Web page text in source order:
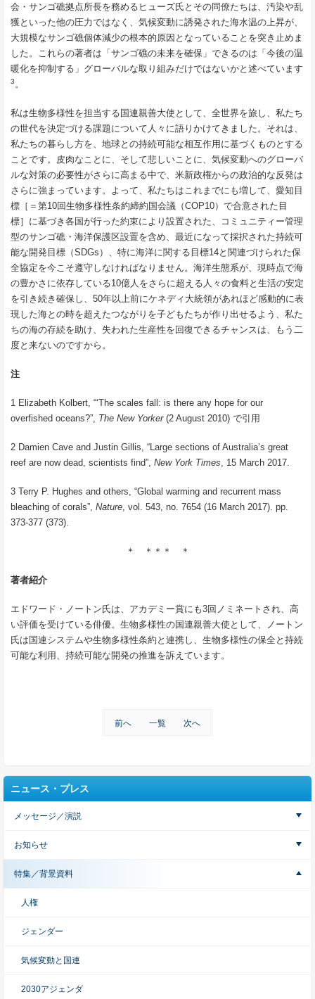
会・サンゴ礁拠点所長を務めるヒューズ氏とその同僚たちは、汚染や乱
獲といった他の圧力ではなく、気候変動に誘発された海水温の上昇が、
大規模なサンゴ礁個体減少の根本的原因となっていることを突き止めま
した。これらの著者は「サンゴ礁の未来を確保」できるのは「今後の温
暖化を抑制する」グローバルな取り組みだけではないかと述べています
3 。
私は生物多様性を担当する国連親善大使として、全世界を旅し、私たち
の世代を決定づける課題について人々に語りかけてきました。それは、
私たちの暮らし方を、地球との持続可能な相互作用に基づくものとする
ことです。皮肉なことに、そして悲しいことに、気候変動へのグローバ
ルな対策の必要性がさらに高まる中で、米新政権からの政治的な反発は
さらに強まっています。よって、私たちはこれまでにも増して、愛知目
標［＝第10回生物多様性条約締約国会議（COP10）で合意された目
標］に基づき各国が行った約束により設置された、コミュニティー管理
型のサンゴ礁・海洋保護区設置を含め、最近になって採択された持続可
能な開発目標（SDGs）、特に海洋に関する目標14と関連づけられた保
全協定を今こそ遵守しなければなりません。海洋生態系が、現時点で海
の豊かさに依存している10億人をさらに超える人々の食料と生活の安定
を引き続き確保し、50年以上前にケネディ大統領があれほど感動的に表
現した海との時を超えたつながりを子どもたちが作り出せるよう、私た
ちの海の存続を助け、失われた生産性を回復できるチャンスは、もう二
度と来ないのですから。
注
1 Elizabeth Kolbert, “‘The scales fall: is there any hope for our
overfished oceans?”, The New Yorker(2 August 2010) で引用
2 Damien Cave and Justin Gillis, “Large sections of Australia’s great
reef are now dead, scientists find”, New York Times , 15 March 2017.
3 Terry P. Hughes and others, “Global warming and recurrent mass
bleaching of corals”, Nature , vol. 543, no. 7654 (16 March 2017). pp.
373-377 (373).
＊ ＊＊＊ ＊
著者紹介
エドワード・ノートン氏は、アカデミー賞にも3回ノミネートされ、高
い評価を受けている俳優。生物多様性の国連親善大使として、ノートン
氏は国連システムや生物多様性条約と連携し、生物多様性の保全と持続
可能な利用、持続可能な開発の推進を訴えています。
前へ 一覧 次へ
ニュース・プレス
メッセージ／演説
お知らせ
特集／背景資料
人権
ジェンダー
気候変動と国連
2030アジェンダ